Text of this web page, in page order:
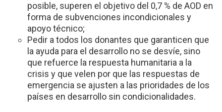
posible, superen el objetivo del 0,7 % de AOD en
forma de subvenciones incondicionales y
apoyo técnico;
Pedir a todos los donantes que garanticen que
la ayuda para el desarrollo no se desvíe, sino
que refuerce la respuesta humanitaria a la
crisis y que velen por que las respuestas de
emergencia se ajusten a las prioridades de los
países en desarrollo sin condicionalidades.